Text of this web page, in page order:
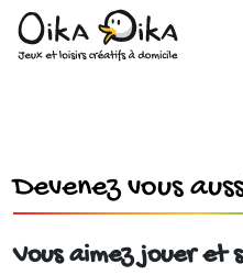
Devenez vous
Vous aimez jouer et